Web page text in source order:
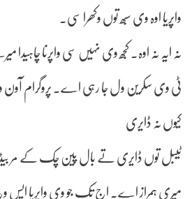
واپریا اوہ وی سبھ توں وکھرا سی۔
نہ ایہ نہ اوہ۔ کجھ وی نہیں سی واپرنا چاہیدا
ٹی وی سکرین ول جا رہی اے۔ پروگرام
کیوں نہ ڈایری
ٹیبل توں ڈایری تے بال پین چک کے مر بیڈ
میری ہمراز اے۔ اج تک جو وی واپریا